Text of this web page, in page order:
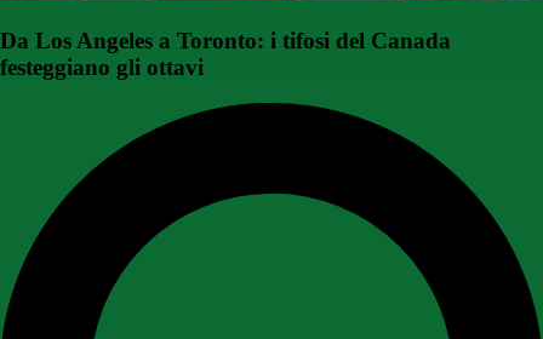
Da Los Angeles a Toronto: i tifosi del Canada
festeggiano gli ottavi